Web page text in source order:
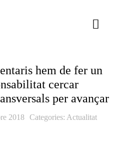
Toggle
hem de fer un
cercar
per avançar
2018 Categories: Actualitat